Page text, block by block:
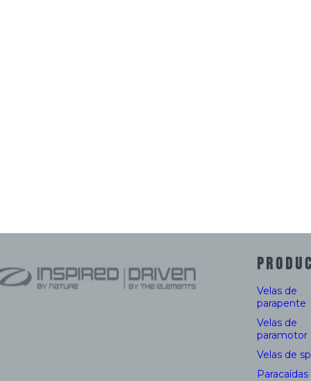
Velas de
parapente
Velas de
paramotor
Velas de
Paracaídas